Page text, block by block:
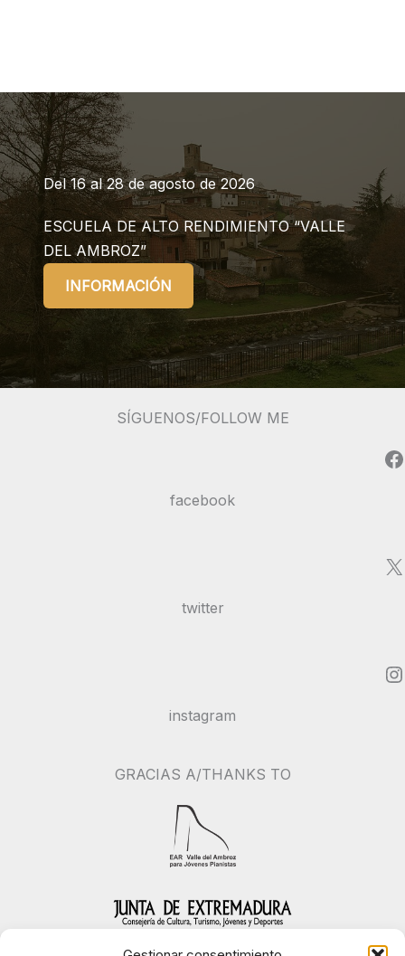
Del 16 al 28 de agosto de 2026
ESCUELA DE ALTO RENDIMIENTO “VALLE
DEL AMBROZ”
INFORMACIÓN
SÍGUENOS/FOLLOW ME
Facebook
facebook
X
twitter
Instagram
instagram
GRACIAS A/THANKS TO